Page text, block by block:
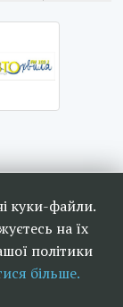
куки-файли.
на їх
політики
більше.